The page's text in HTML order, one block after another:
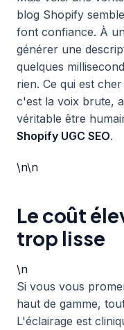
blog Shopify
font confiance. À
générer une
quelques
rien. Ce qui est
c'est la voix brute,
véritable être
Shopify UGC SEO.
\n\n
Le coût
trop lisse
\n
Si vous vous
haut de gamme,
L'éclairage est